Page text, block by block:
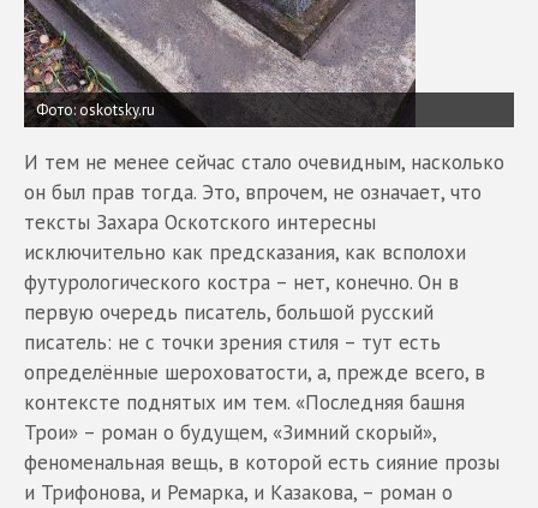
Фото: oskotsky.ru
И тем не менее сейчас стало очевидным, насколько
он был прав тогда. Это, впрочем, не означает, что
тексты Захара Оскотского интересны
исключительно как предсказания, как всполохи
футурологического костра – нет, конечно. Он в
первую очередь писатель, большой русский
писатель: не с точки зрения стиля – тут есть
определённые шероховатости, а, прежде всего, в
контексте поднятых им тем. «Последняя башня
Трои» – роман о будущем, «Зимний скорый»,
феноменальная вещь, в которой есть сияние прозы
и Трифонова, и Ремарка, и Казакова, – роман о